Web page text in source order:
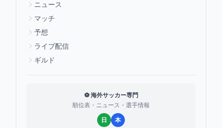
ニュース
マッチ
予想
ライブ配信
ギルド
⚽ 海外サッカー専門
順位表・ニュース・選手情報
日 本